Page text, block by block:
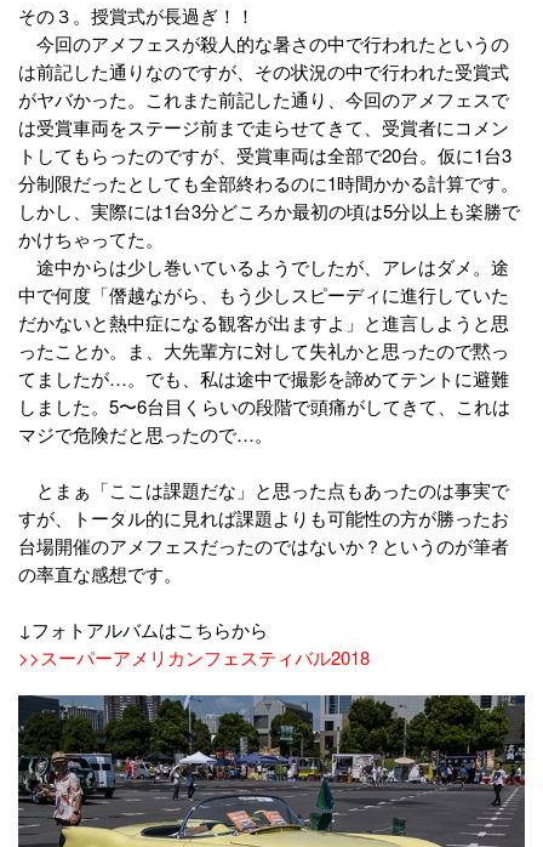
その３。授賞式が長過ぎ！！
今回のアメフェスが殺人的な暑さの中で行われたというの
は前記した通りなのですが、その状況の中で行われた受賞式
がヤバかった。これまた前記した通り、今回のアメフェスで
は受賞車両をステージ前まで走らせてきて、受賞者にコメン
トしてもらったのですが、受賞車両は全部で20台。仮に1台3
分制限だったとしても全部終わるのに1時間かかる計算です。
しかし、実際には1台3分どころか最初の頃は5分以上も楽勝で
かけちゃってた。
途中からは少し巻いているようでしたが、アレはダメ。途
中で何度「僭越ながら、もう少しスピーディに進行していた
だかないと熱中症になる観客が出ますよ」と進言しようと思
ったことか。ま、大先輩方に対して失礼かと思ったので黙っ
てましたが…。でも、私は途中で撮影を諦めてテントに避難
しました。5〜6台目くらいの段階で頭痛がしてきて、これは
マジで危険だと思ったので…。
とまぁ「ここは課題だな」と思った点もあったのは事実で
すが、トータル的に見れば課題よりも可能性の方が勝ったお
台場開催のアメフェスだったのではないか？というのが筆者
の率直な感想です。
↓フォトアルバムはこちらから
>>スーパーアメリカンフェスティバル2018